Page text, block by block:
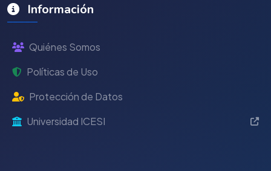
Información
Quiénes Somos
Políticas de Uso
Protección de Datos
Universidad ICESI